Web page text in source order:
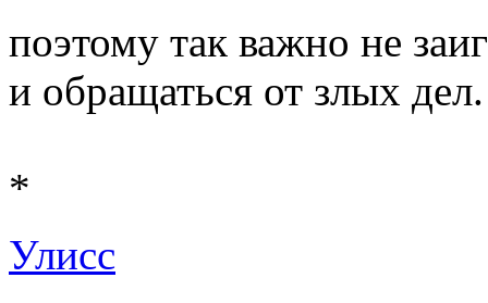
поэтому так важно не
и обращаться от злых дел.
*
Улисс